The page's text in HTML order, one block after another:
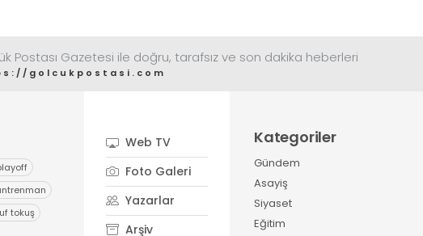
Postası Gazetesi ile doğru, tarafsız ve son dakika heberleri
golcukpostasi.com
tokuş
Web TV
Foto Galeri
Yazarlar
Arşiv
Kategoriler
Gündem
Asayiş
Siyaset
Eğitim